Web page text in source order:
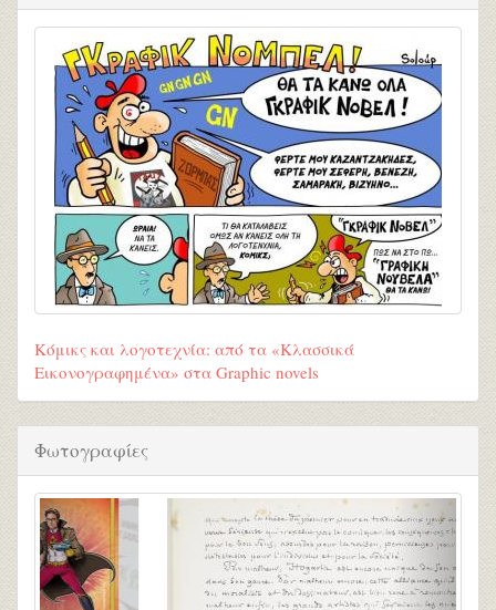
Κόμικς και λογοτεχνία: από τα «Κλασσικά
Εικονογραφημένα» στα Graphic novels
Φωτογραφίες